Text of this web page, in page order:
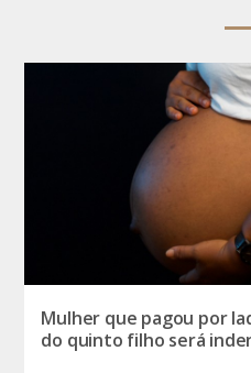
Mulher que pagou por
do quinto filho será